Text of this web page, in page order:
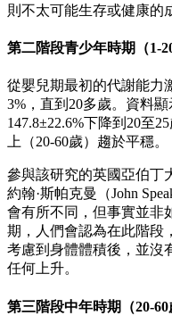
則不太可能生存或健康的
第二階段青少年時期（1-
從嬰兒期最初的代謝能力
3%，直到20多歲。資料
147.8±22.6%下降到20至
上（20-60歲）趨於平穩。
參與該研究的英國亞伯丁
約翰·斯帕克曼（John
會有所不同，但事實並非
期，人們會認為在此階段
考慮到身體體積後，並沒
任何上升。
第三階段中年時期（20-60